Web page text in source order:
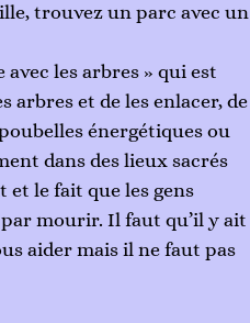
trouvez un parc avec un
les arbres » qui est
arbres et de les enlacer, de
énergétiques ou
dans des lieux sacrés
et le fait que les gens
mourir. Il faut qu’il y ait
aider mais il ne faut pas